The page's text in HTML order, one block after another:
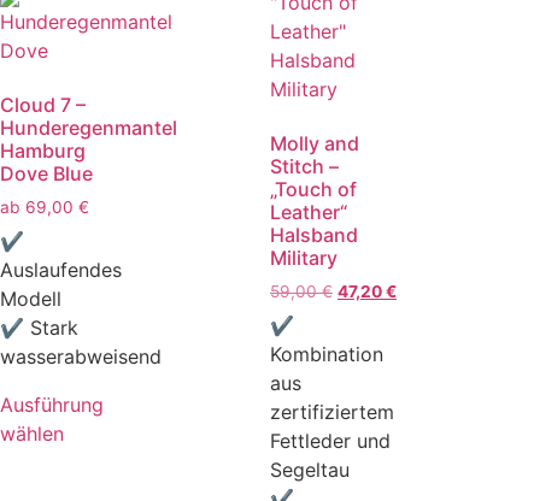
Cloud 7 –
Hunderegenmantel
Hamburg
Dove Blue
ab 69,00 €
✔
Auslaufendes
Modell
✔ Stark
wasserabweisend
Ausführung
wählen
Molly and
Stitch –
„Touch of
Leather“
Halsband
Military
59,00€ 47,20€
✔
Kombination
aus
zertifiziertem
Fettleder und
Segeltau